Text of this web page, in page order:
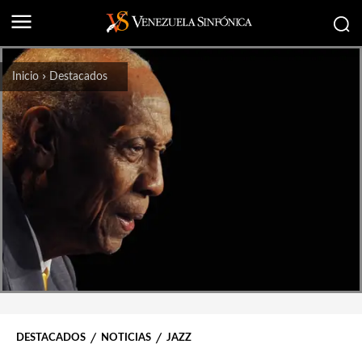
Inicio Destacados
DESTACADOS NOTICIAS JAZZ